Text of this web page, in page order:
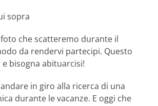
sopra
che scatteremo durante il
da rendervi partecipi. Questo
e bisogna abituarcisi!
in giro alla ricerca di una
durante le vacanze. E oggi che